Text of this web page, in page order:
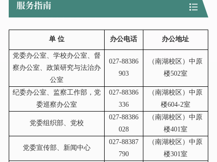
服务指南
单 位 办公电话 办公地址
党委办公室、学校办公室、督
察办公室、政策研究与法治办
公室
027-88386
903
（南湖校区）中原
楼502室
纪委办公室、监察工作部，党
委巡察办公室
027-88386
336
（南湖校区）中原
楼604-2室
党委组织部、党校
027-88386
028
（南湖校区）中原
楼401室
党委宣传部、新闻中心
027-88387
790
（南湖校区）中原
楼301室